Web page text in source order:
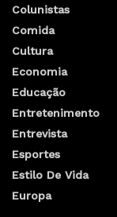
Colunistas
Comida
Cultura
Economia
Educação
Entretenimento
Entrevista
Esportes
Estilo De Vida
Europa